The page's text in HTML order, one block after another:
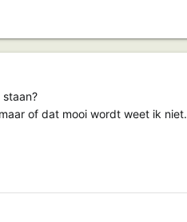
of dat mooi wordt weet ik niet.